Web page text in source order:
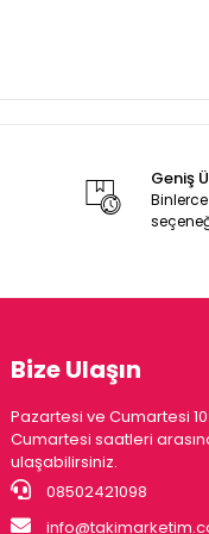
Geniş
Bize Ulaşın
Pazartesi ve Cumartesi
Cumartesi saatleri
ulaşabilirsiniz.
08502421098